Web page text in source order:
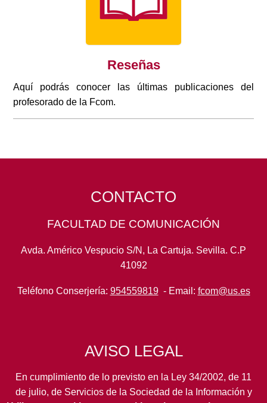
Reseñas
Aquí podrás conocer las últimas publicaciones del
profesorado de la Fcom.
CONTACTO
FACULTAD DE COMUNICACIÓN
Avda. Américo Vespucio S/N, La Cartuja. Sevilla. C.P
41092
Teléfono Conserjería: 954559819- Email: fcom@us.es
AVISO LEGAL
En cumplimiento de lo previsto en la Ley 34/2002, de 11
de julio, de Servicios de la Sociedad de la Información y